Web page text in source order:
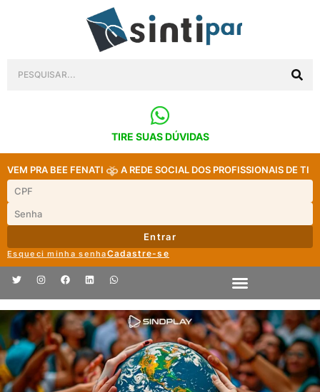
TIRE SUAS DÚVIDAS
VEM PRA BEE FENATI A REDE SOCIAL DOS PROFISSIONAIS DE TI
Entrar
Esqueci minha senhaCadastre-se